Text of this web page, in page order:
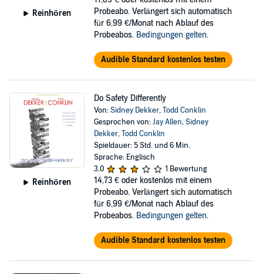
Reinhören
Probeabo. Verlängert sich automatisch
für 6,99 €/Monat nach Ablauf des
Probeabos. Bedingungen gelten.
Audible Standard kostenlos testen
Reinhören
Do Safety Differently
Von:Sidney Dekker,Todd Conklin
Gesprochen von:Jay Allen,Sidney
Dekker,Todd Conklin
Spieldauer: 5 Std. und 6 Min.
Sprache: Englisch
3,0
1 Bewertung
14,73 € oder kostenlos mit einem
Probeabo. Verlängert sich automatisch
für 6,99 €/Monat nach Ablauf des
Probeabos. Bedingungen gelten.
Audible Standard kostenlos testen